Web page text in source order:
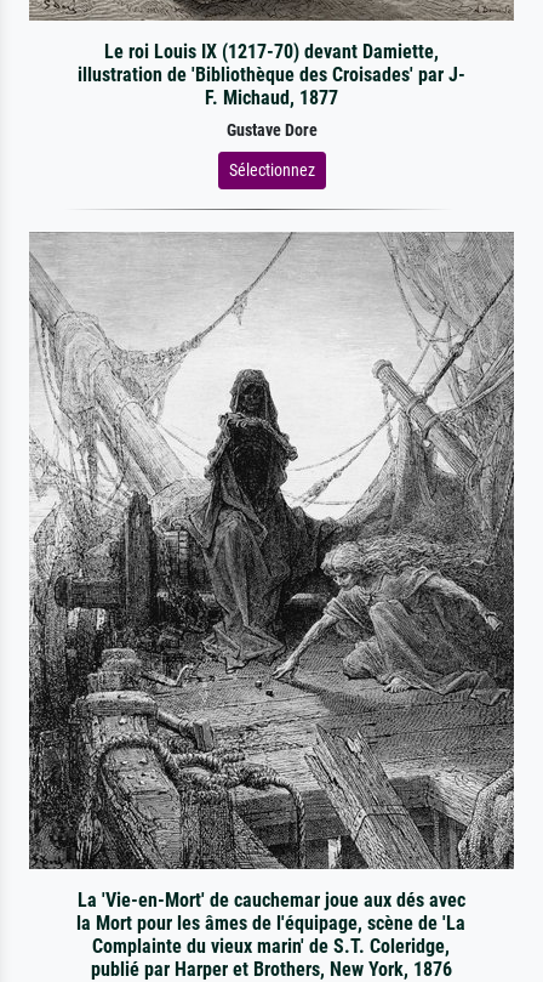
Le roi Louis IX (1217-70) devant Damiette,
illustration de 'Bibliothèque des Croisades' par J-
F. Michaud, 1877
Gustave Dore
Sélectionnez
La 'Vie-en-Mort' de cauchemar joue aux dés avec
la Mort pour les âmes de l'équipage, scène de 'La
Complainte du vieux marin' de S.T. Coleridge,
publié par Harper et Brothers, New York, 1876